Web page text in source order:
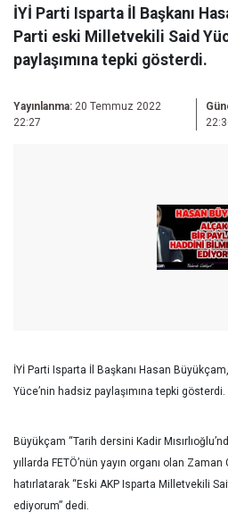
İYİ Parti Isparta İl Başkanı
Parti eski Milletvekili Said
paylaşımına tepki gösterdi.
Yayınlanma: 20 Temmuz 2022
22:27
İYİ Parti Isparta İl Başkanı Hasan
Yüce’nin hadsiz paylaşımına tepki gösterdi.
Büyükçam “Tarih dersini Kadir
yıllarda FETÖ’nün yayın organı olan Zaman
hatırlatarak “Eski AKP Isparta Milletvekili
ediyorum” dedi.